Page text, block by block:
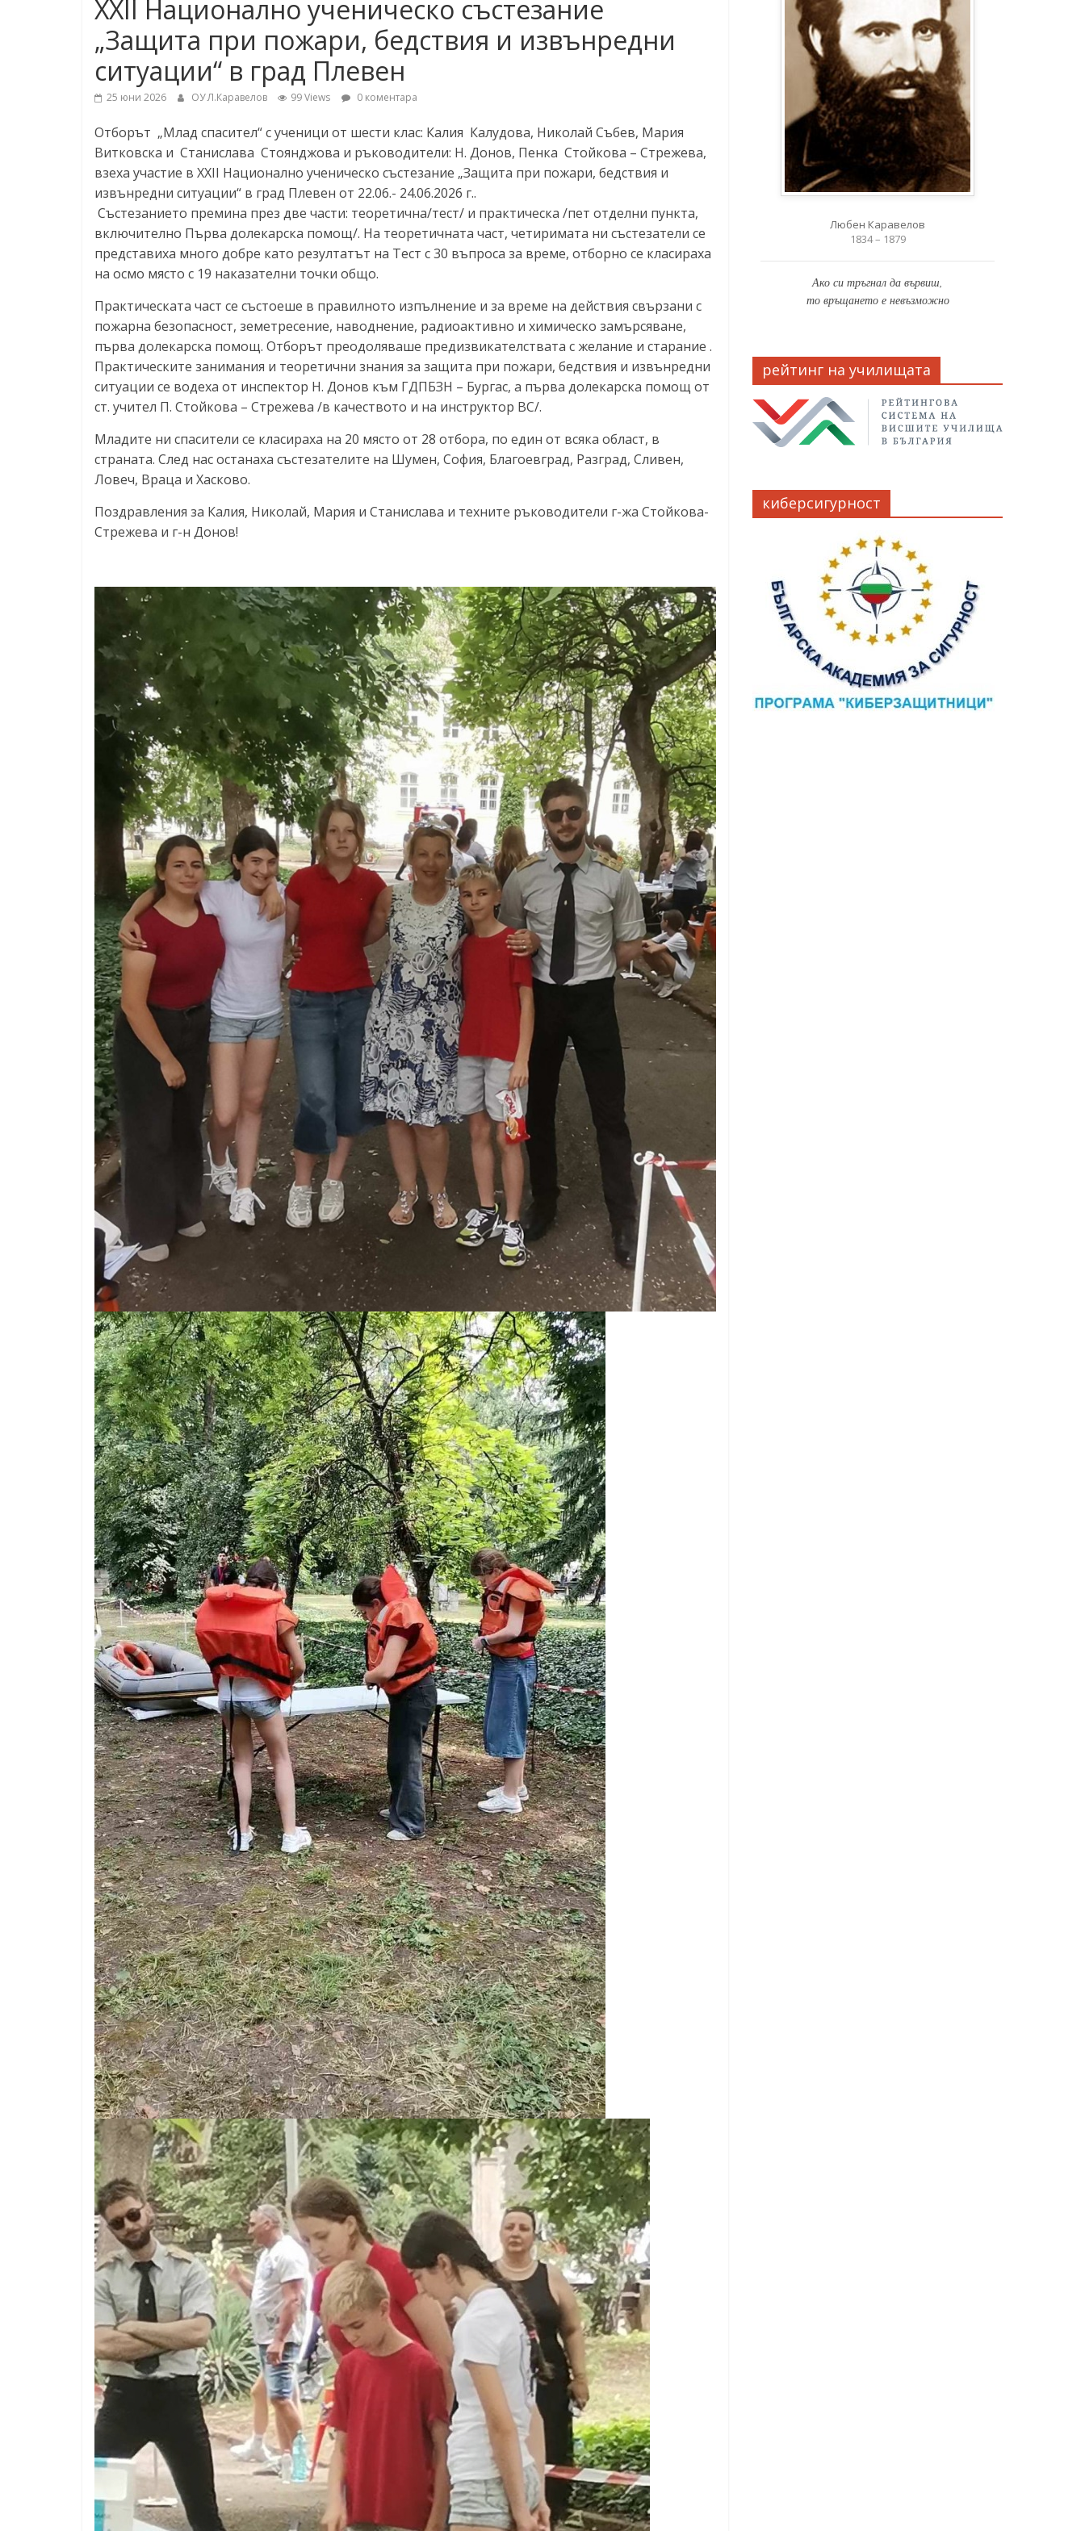
„Любен Каравелов“
XXII Национално ученическо състезание
„Защита при пожари, бедствия и извънредни
ситуации“ в град Плевен
25 юни 2026 ОУ Л.Каравелов 99 Views 0 коментара
Отборът „Млад спасител“ с ученици от шести клас: Калия Калудова, Николай Събев, Мария
Витковска и Станислава Стоянджова и ръководители: Н. Донов, Пенка Стойкова – Стрежева,
взеха участие в XXII Национално ученическо състезание „Защита при пожари, бедствия и
извънредни ситуации“ в град Плевен от 22.06.- 24.06.2026 г..
Състезанието премина през две части: теоретична/тест/ и практическа /пет отделни пункта,
включително Първа долекарска помощ/. На теоретичната част, четиримата ни състезатели се
представиха много добре като резултатът на Тест с 30 въпроса за време, отборно се класираха
на осмо място с 19 наказателни точки общо.
Практическата част се състоеше в правилното изпълнение и за време на действия свързани с
пожарна безопасност, земетресение, наводнение, радиоактивно и химическо замърсяване,
първа долекарска помощ. Отборът преодоляваше предизвикателствата с желание и старание .
Практическите занимания и теоретични знания за защита при пожари, бедствия и извънредни
ситуации се водеха от инспектор Н. Донов към ГДПБЗН – Бургас, а първа долекарска помощ от
ст. учител П. Стойкова – Стрежева /в качеството и на инструктор ВС/.
Младите ни спасители се класираха на 20 място от 28 отбора, по един от всяка област, в
страната. След нас останаха състезателите на Шумен, София, Благоевград, Разград, Сливен,
Ловеч, Враца и Хасково.
Поздравления за Калия, Николай, Мария и Станислава и техните ръководители г-жа Стойкова-
Стрежева и г-н Донов!
Любен Каравелов
1834 – 1879
Ако си тръгнал да вървиш,
то връщането е невъзможно
рейтинг на училищата
киберсигурност